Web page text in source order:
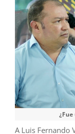
A Luis Fernando